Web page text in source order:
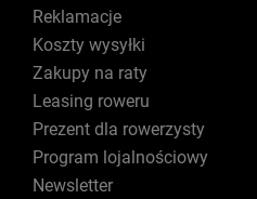
Reklamacje
Koszty wysyłki
Zakupy na raty
Leasing roweru
Prezent dla rowerzysty
Program lojalnościowy
Newsletter